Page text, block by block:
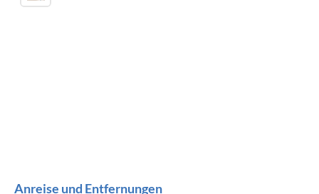
Anreise und Entfernungen